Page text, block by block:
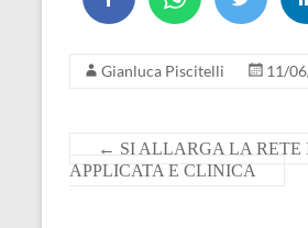
Gianluca Piscitelli 11/
← SI ALLARGA LA
APPLICATA E CLINICA